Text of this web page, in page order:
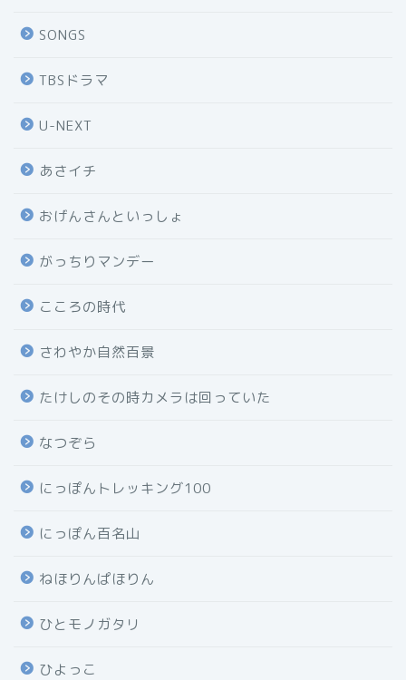
SONGS
TBSドラマ
U-NEXT
あさイチ
おげんさんといっしょ
がっちりマンデー
こころの時代
さわやか自然百景
たけしのその時カメラは回っていた
なつぞら
にっぽんトレッキング100
にっぽん百名山
ねほりんぱほりん
ひとモノガタリ
ひよっこ